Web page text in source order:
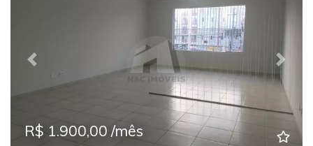
Previous Next
R$ 1.900,00 /mês